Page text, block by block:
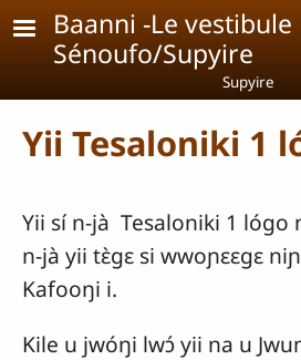
Aller au contenu principal
Baanni -Le vestibule
Sénoufo/Supyire
Supyire
Yii Tesaloniki 1
Yii sí n-jà Tesaloniki 1 lógo
n-jà yii tɛ̀gɛ si wwoɲɛɛgɛ
Kafooŋi i.
Kile u jwóŋi lwɔ́ yii na u